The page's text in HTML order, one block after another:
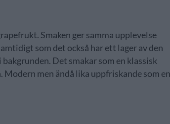
Smaken ger samma upplevelse
som det också har ett lager av den
Det smakar som en klassisk
men ändå lika uppfriskande som